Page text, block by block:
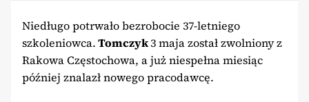
Niedługo potrwało bezrobocie 37-letniego
szkoleniowca.Tomczyk3 maja został zwolniony z
Rakowa Częstochowa, a już niespełna miesiąc
później znalazł nowego pracodawcę.